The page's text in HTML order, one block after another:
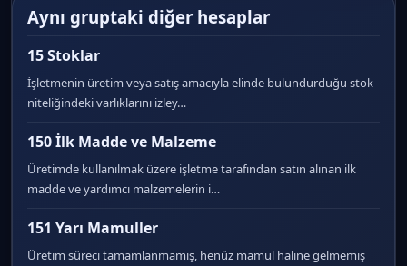
Aynı gruptaki diğer hesaplar
15 Stoklar
İşletmenin üretim veya satış amacıyla elinde bulundurduğu stok
niteliğindeki varlıklarını izley…
150 İlk Madde ve Malzeme
Üretimde kullanılmak üzere işletme tarafından satın alınan ilk
madde ve yardımcı malzemelerin i…
151 Yarı Mamuller
Üretim süreci tamamlanmamış, henüz mamul haline gelmemiş